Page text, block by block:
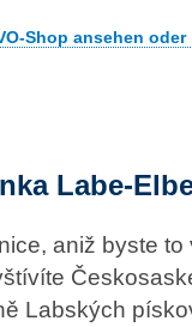
Shop ansehen
Labe-
aniž byste
Labských